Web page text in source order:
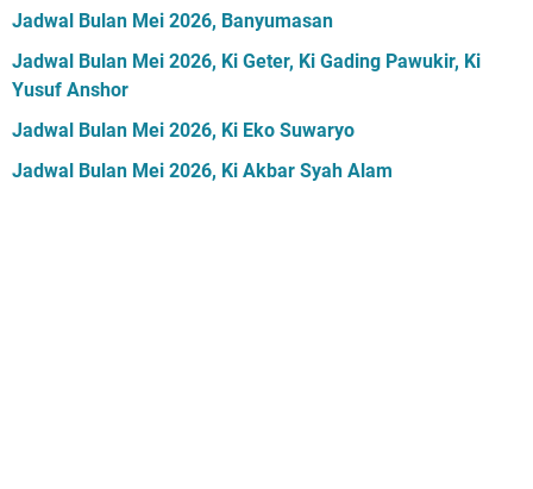
Jadwal Bulan Mei 2026, Banyumasan
Jadwal Bulan Mei 2026, Ki Geter, Ki Gading Pawukir, Ki
Yusuf Anshor
Jadwal Bulan Mei 2026, Ki Eko Suwaryo
Jadwal Bulan Mei 2026, Ki Akbar Syah Alam